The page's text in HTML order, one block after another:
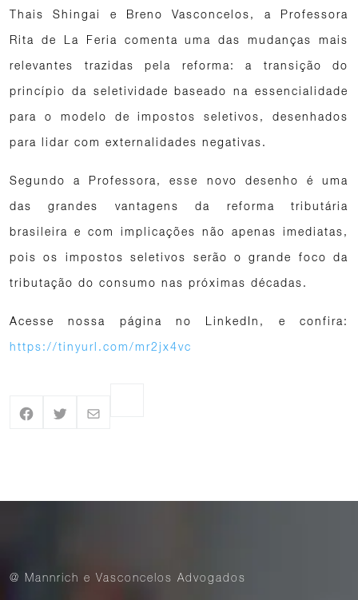
Thais Shingai e Breno Vasconcelos, a Professora
Rita de La Feria comenta uma das mudanças mais
relevantes trazidas pela reforma: a transição do
princípio da seletividade baseado na essencialidade
para o modelo de impostos seletivos, desenhados
para lidar com externalidades negativas.
Segundo a Professora, esse novo desenho é uma
das grandes vantagens da reforma tributária
brasileira e com implicações não apenas imediatas,
pois os impostos seletivos serão o grande foco da
tributação do consumo nas próximas décadas.
Acesse nossa página no LinkedIn, e confira:
https://tinyurl.com/mr2jx4vc
@ Mannrich e Vasconcelos Advogados